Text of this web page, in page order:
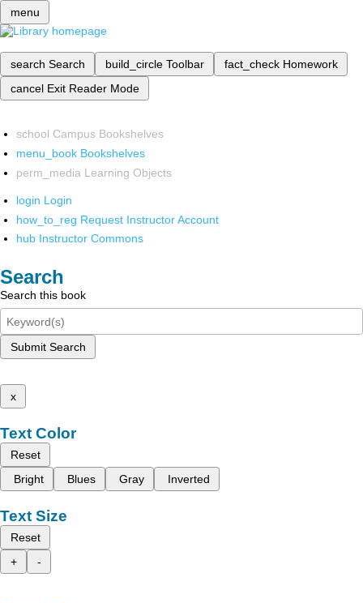
menu
search Search build_circle Toolbar fact_check Homework
cancel Exit Reader Mode
school Campus Bookshelves
menu_book Bookshelves
perm_media Learning Objects
login Login
how_to_reg Request Instructor Account
hub Instructor Commons
Search
Search this book
Submit Search
x
Text Color
Reset
Bright
Blues Gray Inverted
Text Size
Reset
+
-